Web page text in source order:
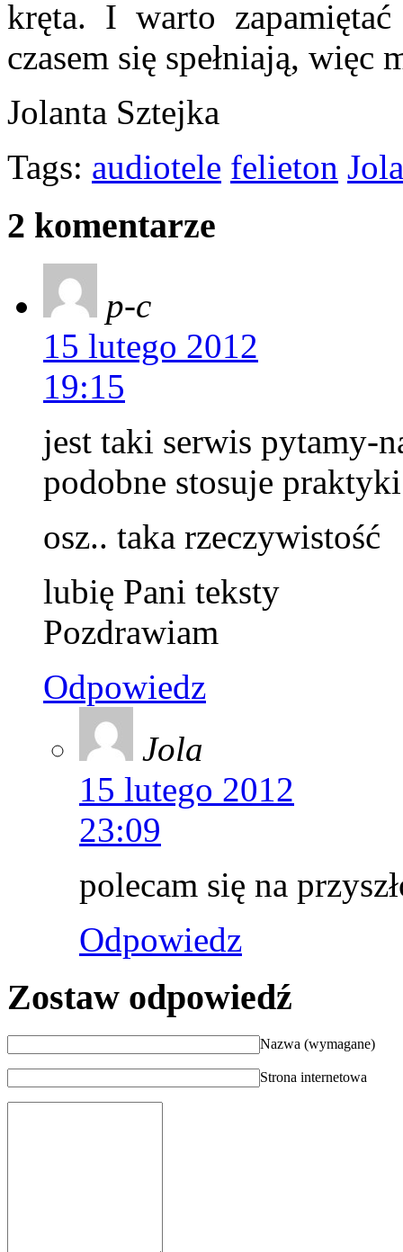
kręta. I warto
czasem się spełniają, więc
Jolanta Sztejka
Tags: audiotele felieton
2 komentarze
p-c
15 lutego 2012
19:15
jest taki serwis pytamy-
podobne stosuje praktyki
osz.. taka rzeczywistość
lubię Pani teksty
Pozdrawiam
Odpowiedz
Jola
15 lutego 2012
23:09
polecam się na
Odpowiedz
Zostaw odpowiedź
Nazwa (wymagane)
Strona internetowa